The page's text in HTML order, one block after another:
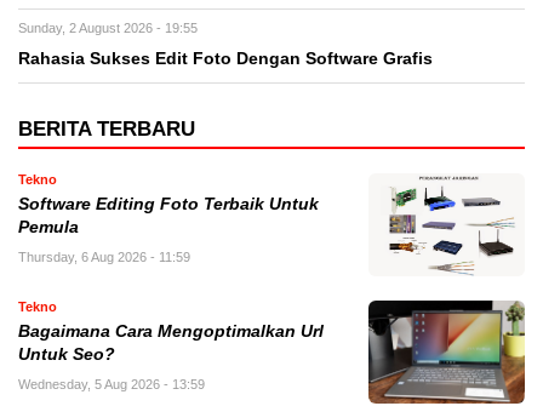
Sunday, 2 August 2026 - 19:55
Rahasia Sukses Edit Foto Dengan Software Grafis
BERITA TERBARU
Tekno
Software Editing Foto Terbaik Untuk
Pemula
Thursday, 6 Aug 2026 - 11:59
Tekno
Bagaimana Cara Mengoptimalkan Url
Untuk Seo?
Wednesday, 5 Aug 2026 - 13:59